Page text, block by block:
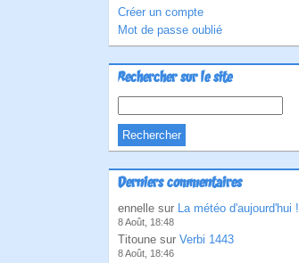
Créer un compte
Mot de passe oublié
Rechercher sur le site
Derniers commentaires
ennelle sur La météo d'aujourd'hui !
8 Août, 18:48
Titoune sur Verbi 1443
8 Août, 18:46